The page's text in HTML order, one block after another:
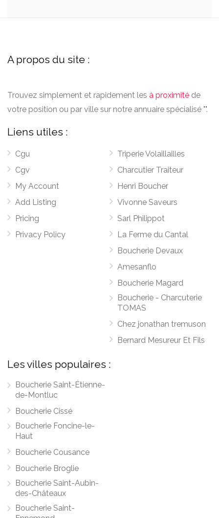
A propos du site :
Trouvez simplement et rapidement les à proximité de
votre position ou par ville sur notre annuaire spécialisé "".
Liens utiles :
Cgu
Cgv
My Account
Add Listing
Pricing
Privacy Policy
Triperie Volaillailles
Charcutier Traiteur
Henri Boucher
Vivonne Saveurs
Sarl Philippot
La Ferme du Cantal
Boucherie Devaux
Amesanflo
Boucherie Magard
Boucherie - Charcuterie
TOMAS
Chez jonathan tremuson
Bernard Mesureur Et Fils
Les villes populaires :
Boucherie Saint-Étienne-
de-Montluc
Boucherie Cissé
Boucherie Foncine-le-
Haut
Boucherie Cousance
Boucherie Broglie
Boucherie Saint-Aubin-
des-Châteaux
Boucherie Saint-